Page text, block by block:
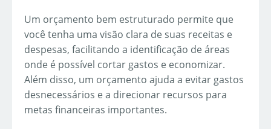
Um orçamento bem estruturado permite que
você tenha uma visão clara de suas receitas e
despesas, facilitando a identificação de áreas
onde é possível cortar gastos e economizar.
Além disso, um orçamento ajuda a evitar gastos
desnecessários e a direcionar recursos para
metas financeiras importantes.